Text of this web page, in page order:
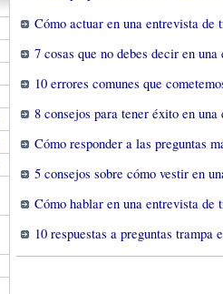
Cómo actuar en una entrevista de
7 cosas que no debes decir en
10 errores comunes que
8 consejos para tener éxito en
Cómo responder a las preguntas
5 consejos sobre cómo vestir en
Cómo hablar en una entrevista de
10 respuestas a preguntas trampa